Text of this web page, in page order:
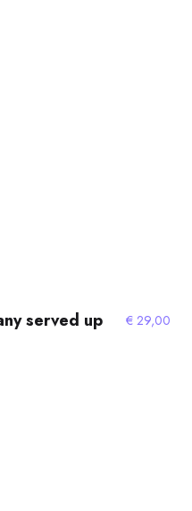
served up € 29,00